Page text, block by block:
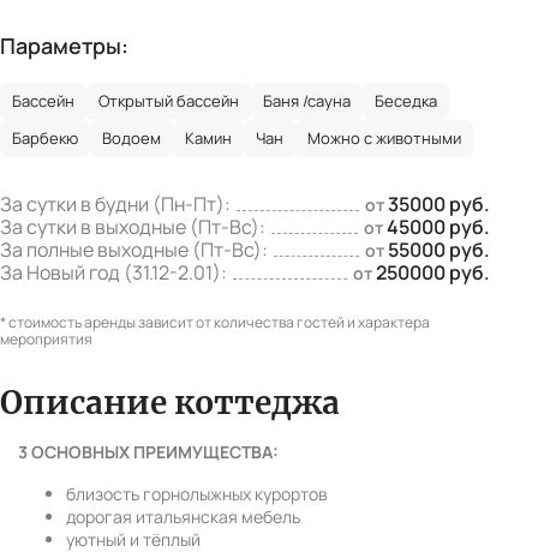
Параметры:
Бассейн Открытый бассейн Баня /сауна
Беседка
Барбекю
Водоем Камин Чан Можно с животными
За сутки в будни (Пн-Пт): от35000 руб.
За сутки в выходные (Пт-Вс):
от45000 руб.
За полные выходные (Пт-Вс):
от 55000 руб.
За Новый год (31.12-2.01):
от250000 руб.
* стоимость аренды зависит от количества гостей и характера
мероприятия
Описание коттеджа
3 ОСНОВНЫХ ПРЕИМУЩЕСТВА:
близость горнолыжных курортов
дорогая итальянская мебель
уютный и тёплый